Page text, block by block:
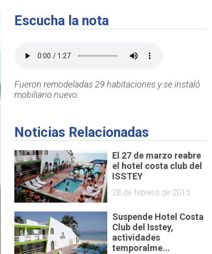
Escucha la nota
Fueron remodeladas 29 habitaciones y se instaló
mobiliario nuevo.
Noticias Relacionadas
El 27 de marzo reabre
el hotel costa club del
ISSTEY
28 de febrero de 2015
Suspende Hotel Costa
Club del Isstey,
actividades
temporalme...